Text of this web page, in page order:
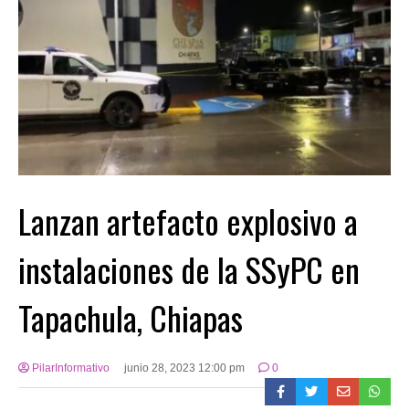
Lanzan artefacto explosivo a
instalaciones de la SSyPC en
Tapachula, Chiapas
PilarInformativo junio 28, 2023 12:00 pm 0